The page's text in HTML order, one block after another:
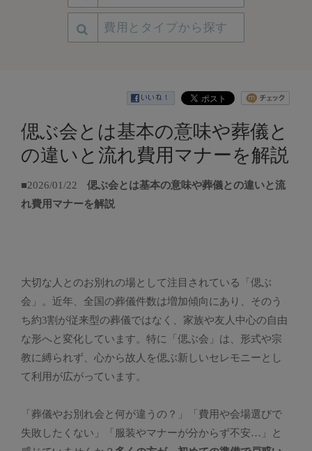
費用とタイプから探す
偲ぶ会とは基本の意味や葬儀と
の違いと流れ費用マナーを解説
■2026/01/22
偲ぶ会とは基本の意味や葬儀との違いと流
れ費用マナーを解説
大切な人とのお別れの場として注目されている「偲ぶ
会」。近年、全国の葬儀件数は増加傾向にあり、そのう
ち約3割が従来型の葬儀ではなく、家族や友人中心の自由
な形へと変化しています。特に「偲ぶ会」は、形式や宗
教に縛られず、心から故人を偲ぶ新しいセレモニーとし
て利用が広がっています。
「葬儀やお別れ会と何が違うの？」「費用や会場選びで
失敗したくない」「服装やマナーが分からず不安…」と